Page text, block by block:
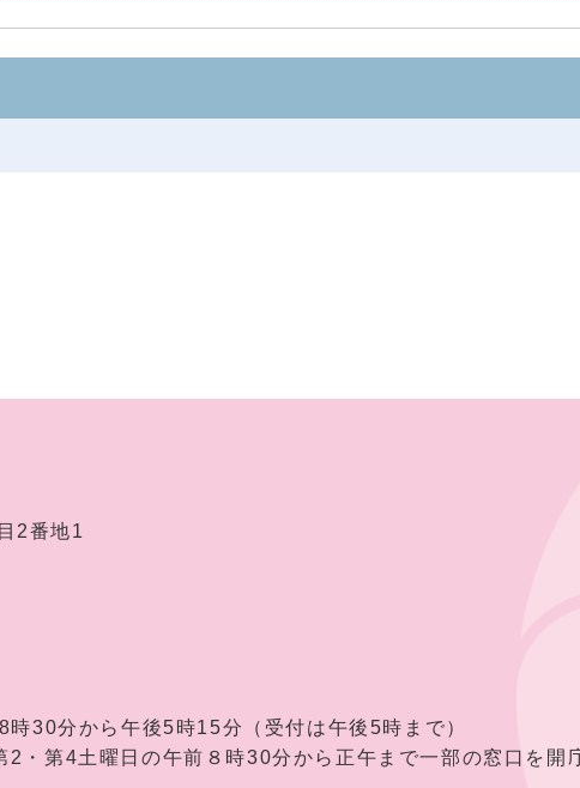
2番地1
30分から午後5時15分（受付は午後5時まで）
日の午前８時30分から正午まで一部の窓口を開庁し